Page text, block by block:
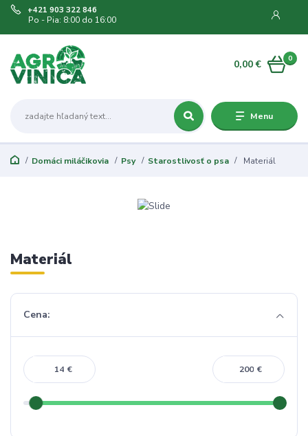
Menu
+421 903 322 846
Po - Pia: 8:00 do 16:00
0
0,00 €
Domáci miláčikovia Psy Starostlivosť o psa Materiál
Materiál
Cena:
€ €